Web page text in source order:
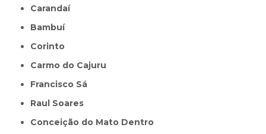
Carandaí
Bambuí
Corinto
Carmo do Cajuru
Francisco Sá
Raul Soares
Conceição do Mato Dentro